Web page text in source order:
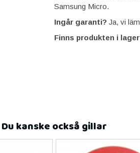
Samsung Micro.
Ingår garanti? Ja, vi
Finns produkten i
Du kanske också gillar